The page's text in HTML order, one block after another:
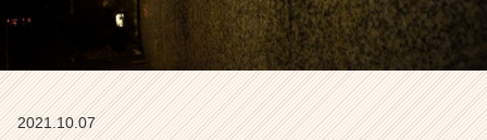
ム
ラ
2021.10.07